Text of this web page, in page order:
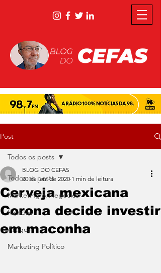
Post
Todos os posts
Marketing & Negócios
Rápidas
Artigos
Marketing Político
Todos os posts
Cerveja mexicana
Corona decide investir
em maconha
BLOG DO CEFAS
20 de jan. de 2020 1 min de leitura